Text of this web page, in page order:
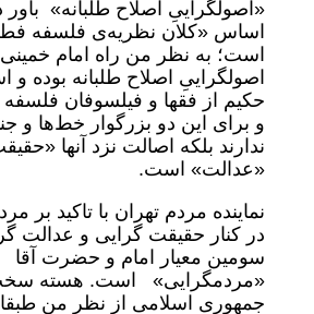
«اصولگراییِ اصلاح طلبانه» باور
اساس «کلان نظریه‌ی فلسفه
است؛ به نظر من راه امام
اصولگراییِ اصلاح طلبانه بوده و
حکیم از فقها و فیلسوفان
و برای این دو بزرگوار خط‌ها و
ندارند بلکه اصالت نزد آنها
«عدالت» است.
نماینده مردم تهران با تاکید بر
در کنار حقیقت گرایی و عدالت
سومین معیار امام و حضرت آقا
«مردمگرایی» است. هسته
جمهوری اسلامی از نظر من